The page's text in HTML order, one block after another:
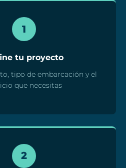
1
tu proyecto
tipo de embarcación y el
que necesitas
2